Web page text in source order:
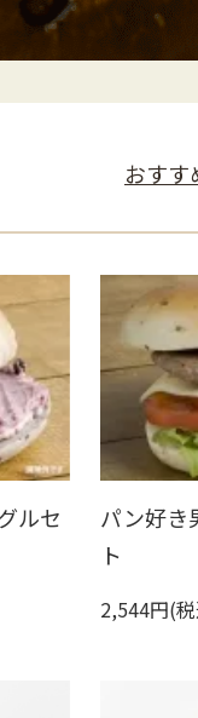
おすす
ルセ
パン好き
ト
2,544円(